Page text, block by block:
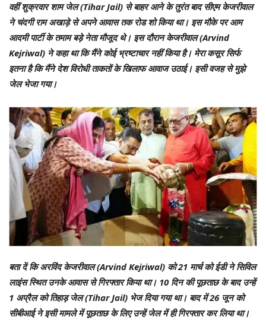
वहीं शुक्रवार शाम जेल (Tihar Jail) से बाहर आने के तुरंत बाद सीएम केजरीवाल
ने चंदगी राम अखाड़े से अपने आवास तक रोड शो किया था। इस मौके पर आम
आदमी पार्टी के तमाम बड़े नेता मौजूद थे। इस दौरान केजरीवाल (Arvind
Kejriwal) ने कहा था कि मैंने कोई भ्रष्टाचार नहीं किया है। मेरा कसूर सिर्फ
इतना है कि मैंने देश विरोधी ताकतों के खिलाफ आवाज उठाई। इसी वजह से मुझे
जेल भेजा गया।
बता दें कि अरविंद केजरीवाल (Arvind Kejriwal) को 21 मार्च को ईडी ने सिविल
लाइंस स्थित उनके आवास से गिरफ्तार किया था। 10 दिन की पूछताछ के बाद उन्हें
1 अप्रैल को तिहाड़ जेल (Tihar Jail) भेज दिया गया था। बाद में 26 जून को
सीबीआई ने इसी मामले में पूछताछ के लिए उन्हें जेल में ही गिरफ्तार कर लिया था।